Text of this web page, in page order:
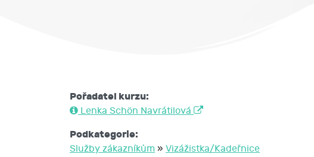
Pořadatel kurzu:
Lenka Schön Navrátilová
Podkategorie:
Služby zákazníkům » Vizážistka/Kadeřnice